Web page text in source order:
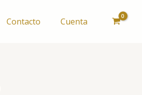
Contacto
Cuenta